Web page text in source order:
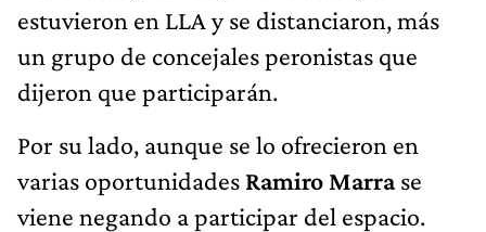
estuvieron en LLA y se distanciaron, más
un grupo de concejales peronistas que
dijeron que participarán.
Por su lado, aunque se lo ofrecieron en
varias oportunidades Ramiro Marrase
viene negando a participar del espacio.